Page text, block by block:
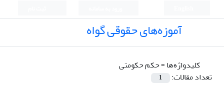
آموزه‌های حقوقی گواه
کلیدواژه‌ها =حکم حکومتی
تعداد مقالات:
1